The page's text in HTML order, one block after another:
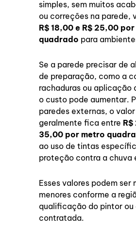
simples, sem muitos
ou correções na parede,
R$ 18,00 e R$ 25,00
quadrado para
Se a parede precisar de
de preparação, como a
rachaduras ou aplicação
o custo pode aumentar.
paredes externas, o valor
geralmente fica entre R$
35,00 por metro
ao uso de tintas
proteção contra a chuva
Esses valores podem ser
menores conforme a
qualificação do pintor ou
contratada.